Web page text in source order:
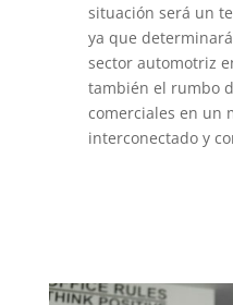
situación será un
ya que
sector automotriz
también el rumbo
comerciales en un
interconectado y